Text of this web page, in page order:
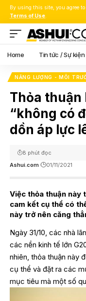
By using this site, you agree
Terms of Use.
Home Tin tức / Sự kiện
NĂNG LƯỢNG - MÔI
Thỏa thuận
“không có
dồn áp lực
Ashui.com 01/11/2021
8 phút đọc
Việc thỏa thuận này
cam kết cụ thể có
này trở nên căng
Ngày 31/10, các nhà
các nền kinh tế lớn
nhiên, thỏa thuận này
cụ thể và đặt ra các
mục tiêu mà một số